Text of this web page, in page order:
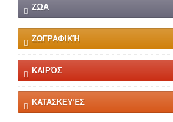
ΖΏΑ
ΖΩΓΡΑΦΙΚΉ
ΚΑΙΡΌΣ
ΚΑΤΑΣΚΕΥΈΣ